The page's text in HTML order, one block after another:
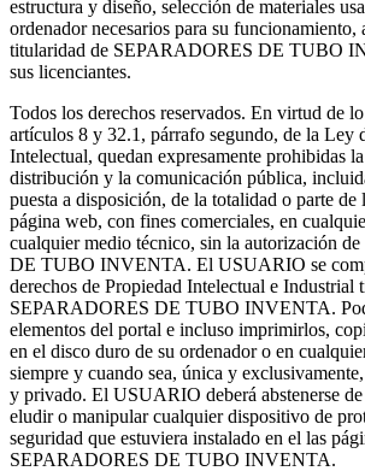
estructura y diseño, selección de materiales
ordenador necesarios para su funcionamiento,
titularidad de SEPARADORES DE TUBO
sus licenciantes.
Todos los derechos reservados. En virtud de
artículos 8 y 32.1, párrafo segundo, de la Ley
Intelectual, quedan expresamente prohibidas
distribución y la comunicación pública,
puesta a disposición, de la totalidad o parte de
página web, con fines comerciales, en
cualquier medio técnico, sin la autorización
DE TUBO INVENTA. El USUARIO se
derechos de Propiedad Intelectual e Industrial
SEPARADORES DE TUBO INVENTA.
elementos del portal e incluso imprimirlos,
en el disco duro de su ordenador o en
siempre y cuando sea, única y
y privado. El USUARIO deberá abstenerse
eludir o manipular cualquier dispositivo de
seguridad que estuviera instalado en el las
SEPARADORES DE TUBO INVENTA.